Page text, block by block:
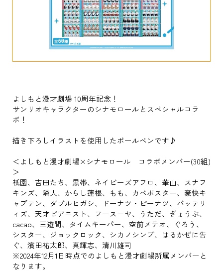
よしもと漫才劇場 10周年記念！
サンリオキャラクターのシナモロールとスペシャルコラ
ボ！
描き下ろしイラストを使用したボールペンです♪
＜よしもと漫才劇場×シナモロール コラボメンバー(30組)
＞
祇園、吉田たち、黒帯、ネイビーズアフロ、華山、スナフ
キンズ、隣人、からし蓮根、もも、カベポスター、豪快キ
ャプテン、ダブルヒガシ、ドーナツ・ピーナツ、バッテリ
ィズ、天才ピアニスト、フースーヤ、うただ、ぎょうぶ、
cacao、三遊間、タイムキーパー、空前メテオ、ぐろう、
シスター、ジョックロック、シカノシンプ、はるかぜに告
ぐ、濱田祐太郎、真輝志、清川雄司
※2024年12月1日時点でのよしもと漫才劇場所属メンバーと
なります。